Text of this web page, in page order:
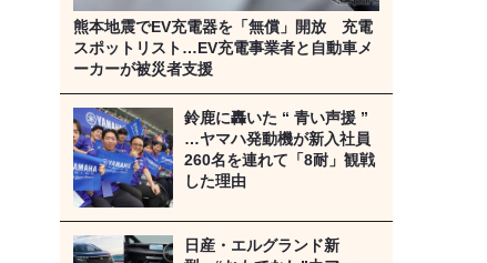
熊本地震でEV充電器を「無償」開放 充電
スポットリスト…EV充電事業者と自動車メ
ーカーが被災者支援
鈴鹿に轟いた “ 青い声援 ”
…ヤマハ発動機が新入社員
260名を連れて「8耐」観戦
した理由
日産・エルグランド新